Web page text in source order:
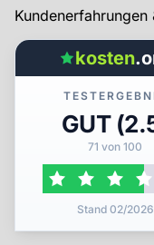
Kundenerfahrungen
kosten
GUT
71 von 100
Stand 02/2026